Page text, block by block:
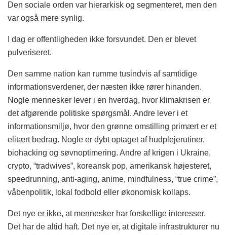
Den sociale orden var hierarkisk og segmenteret, men den
var også mere synlig.
I dag er offentligheden ikke forsvundet. Den er blevet
pulveriseret.
Den samme nation kan rumme tusindvis af samtidige
informationsverdener, der næsten ikke rører hinanden.
Nogle mennesker lever i en hverdag, hvor klimakrisen er
det afgørende politiske spørgsmål. Andre lever i et
informationsmiljø, hvor den grønne omstilling primært er et
elitært bedrag. Nogle er dybt optaget af hudplejerutiner,
biohacking og søvnoptimering. Andre af krigen i Ukraine,
crypto, “tradwives”, koreansk pop, amerikansk højesteret,
speedrunning, anti-aging, anime, mindfulness, “true crime”,
våbenpolitik, lokal fodbold eller økonomisk kollaps.
Det nye er ikke, at mennesker har forskellige interesser.
Det har de altid haft. Det nye er, at digitale infrastrukturer nu